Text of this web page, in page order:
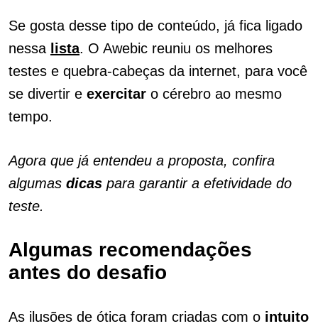
Se gosta desse tipo de conteúdo, já fica ligado
nessa lista. O Awebic reuniu os melhores
testes e quebra-cabeças da internet, para você
se divertir e exercitar o cérebro ao mesmo
tempo.
Agora que já entendeu a proposta, confira
algumas dicas para garantir a efetividade do
teste.
Algumas recomendações
antes do desafio
As ilusões de ótica foram criadas com o intuito